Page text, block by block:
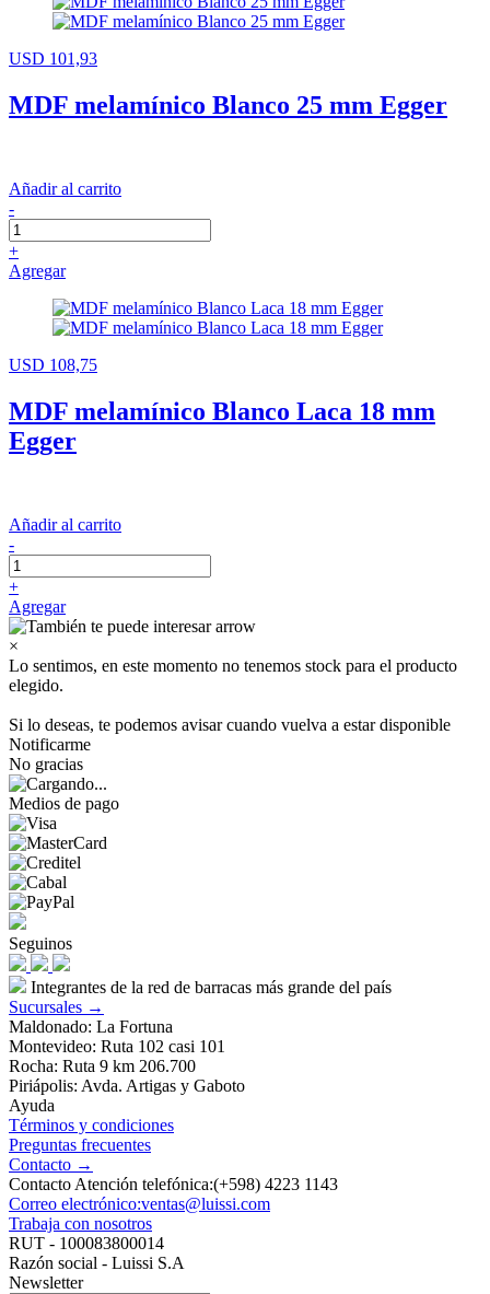
USD 101,93
MDF melamínico Blanco 25 mm Egger
Añadir al carrito
-
+
Agregar
USD 108,75
MDF melamínico Blanco Laca 18 mm
Egger
Añadir al carrito
-
+
Agregar
×
Lo sentimos, en este momento no tenemos stock para el producto
elegido.
Si lo deseas, te podemos avisar cuando vuelva a estar disponible
Notificarme
No gracias
Medios de pago
Seguinos
Integrantes de la red de barracas más grande del país
Sucursales →
Maldonado: La Fortuna
Montevideo: Ruta 102 casi 101
Rocha: Ruta 9 km 206.700
Piriápolis: Avda. Artigas y Gaboto
Ayuda
Términos y condiciones
Preguntas frecuentes
Contacto →
Contacto Atención telefónica:(+598) 4223 1143
Correo electrónico:ventas@luissi.com
Trabaja con nosotros
RUT - 100083800014
Razón social - Luissi S.A
Newsletter